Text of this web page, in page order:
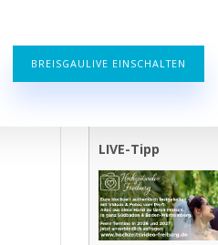
BREISGAULIVE EINSCHALTEN
LIVE-Tipp